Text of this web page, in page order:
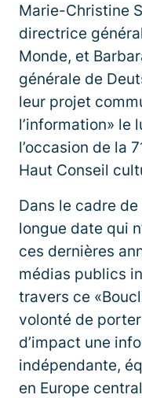
Marie-Christine
directrice
Monde, et
générale de
leur projet
l’information» le
l’occasion de la
Haut Conseil
Dans le cadre
longue date qui
ces dernières
médias publics
travers ce
volonté de
d’impact une
indépendante,
en Europe